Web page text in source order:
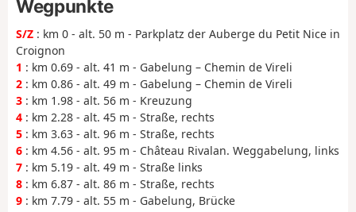
Wegpunkte
S/Z : km 0 - alt. 50 m - Parkplatz der Auberge du Petit Nice in
Croignon
1 : km 0.69 - alt. 41 m - Gabelung – Chemin de Vireli
2 : km 0.86 - alt. 49 m - Gabelung – Chemin de Vireli
3 : km 1.98 - alt. 56 m - Kreuzung
4 : km 2.28 - alt. 45 m - Straße, rechts
5 : km 3.63 - alt. 96 m - Straße, rechts
6 : km 4.56 - alt. 95 m - Château Rivalan. Weggabelung, links
7 : km 5.19 - alt. 49 m - Straße links
8 : km 6.87 - alt. 86 m - Straße, rechts
9 : km 7.79 - alt. 55 m - Gabelung, Brücke